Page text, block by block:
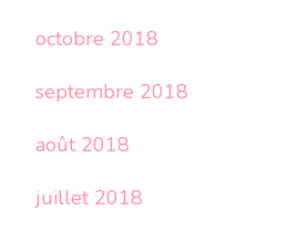
octobre 2018
septembre 2018
août 2018
juillet 2018